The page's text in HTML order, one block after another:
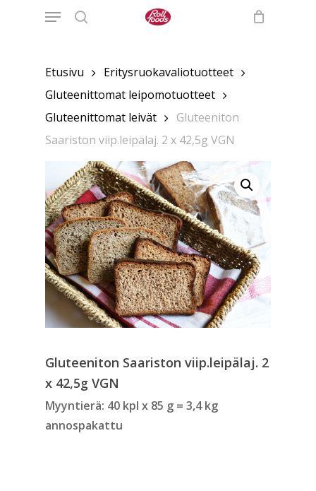
Menu
Etusivu
Eritysruokavaliotuotteet
Gluteenittomat leipomotuotteet
Gluteenittomat leivät
Gluteeniton
Saariston viip.leipälaj. 2 x 42,5g VGN
Gluteeniton Saariston viip.leipälaj. 2
x 42,5g VGN
Myyntierä: 40 kpl x 85 g = 3,4 kg
annospakattu